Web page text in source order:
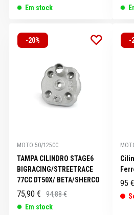
Em stock
-20%
MOTO 50/125CC
TAMPA CILINDRO STAGE6
BIGRACING/STREETRACE
77CC DT50X/ BETA/SHERCO
75,90 €
94,88 €
Em stock
-
95 €